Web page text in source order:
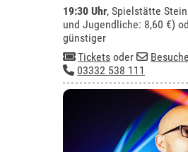
19:30 Uhr, Spielstätte
und Jugendliche: 8,60 €)
günstiger
Tickets oder
03332 538 111